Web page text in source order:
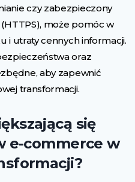
czy zabezpieczony
może pomóc w
i utraty cennych informacji.
oraz
aby zapewnić
transformacji.
się
e-commerce w